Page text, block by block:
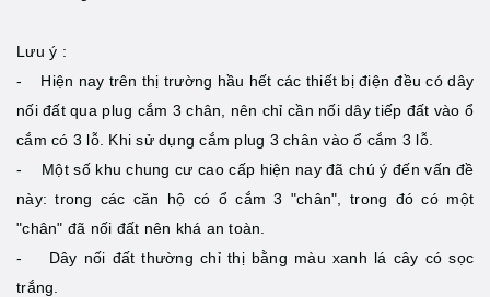
Lưu ý :
- Hiện nay trên thị trường hầu hết các thiết bị điện đều có dây
nối đất qua plug cắm 3 chân, nên chỉ cần nối dây tiếp đất vào ổ
cắm có 3 lỗ. Khi sử dụng cắm plug 3 chân vào ổ cắm 3 lỗ.
- Một số khu chung cư cao cấp hiện nay đã chú ý đến vấn đề
này: trong các căn hộ có ổ cắm 3 "chân", trong đó có một
"chân" đã nối đất nên khá an toàn.
- Dây nối đất thường chỉ thị bằng màu xanh lá cây có sọc
trắng.